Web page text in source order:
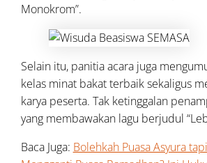
Monokrom”.
Selain itu, panitia acara juga
kelas minat bakat terbaik sekaligus
karya peserta. Tak ketinggalan
yang membawakan lagu berjudul
Baca Juga: Bolehkah Puasa Asyura